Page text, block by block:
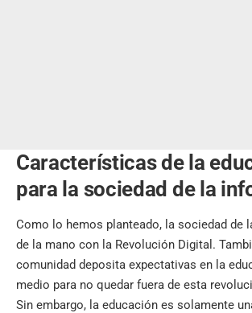
Características de la
para la sociedad de la
Como lo hemos planteado, la sociedad de
de la mano con la Revolución Digital.
comunidad deposita expectativas en la
medio para no quedar fuera de esta
Sin embargo, la educación es solamente